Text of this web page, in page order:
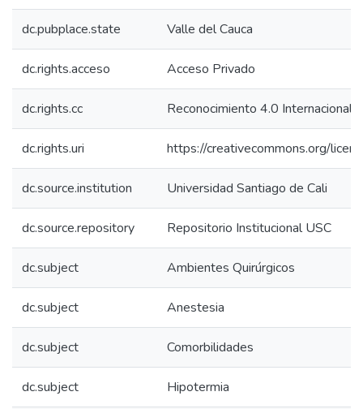
dc.pubplace.state Valle del Cauca
dc.rights.acceso Acceso Privado
dc.rights.cc Reconocimiento 4.0 Internacional
dc.rights.uri https://creativecommons.org/
dc.source.institution Universidad Santiago de Cali
dc.source.repository Repositorio Institucional USC
dc.subject Ambientes Quirúrgicos
dc.subject Anestesia
dc.subject Comorbilidades
dc.subject Hipotermia